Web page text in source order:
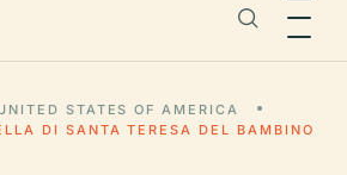
STATES OF AMERICA
DI SANTA TERESA DEL BAMBINO